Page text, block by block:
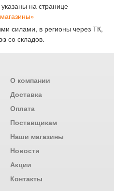
указаны на странице
силами, в регионы через ТК,
со складов.
О компании
Доставка
Оплата
Поставщикам
Наши магазины
Новости
Акции
Контакты